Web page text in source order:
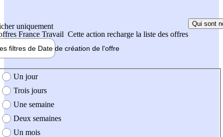
uniquement
France Travail Cette action recharge la liste des offres
Qui sont
filtres de Date de création de l'offre
création de l'offre
Un jour
Trois jours
Une semaine
Deux semaines
Un mois